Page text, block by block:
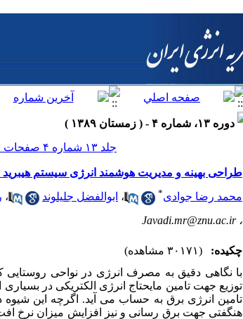
دوره ۱۳، شماره ۴ - ( زمستان ۱۳۸۹ )
جلد ۱۳ شماره ۴ صفحات ۵۸-۴۰
طراحی بهینه و مدیریت هوشمند انرژی سیستم
محمد رضا جوادی* ، ابوالفضل جلیلوند ،
،Javadi.mr@znu.ac.ir
چکیده:
(۳۰۱۷۱ مشاهده)
با نگاهی دقیق به مصرف انرژی در نواحی
تامین انرژی برق به حساب می آید. اگرچه این
هنگفتی جهت برق رسانی و نیز افزایش میزان نرخ